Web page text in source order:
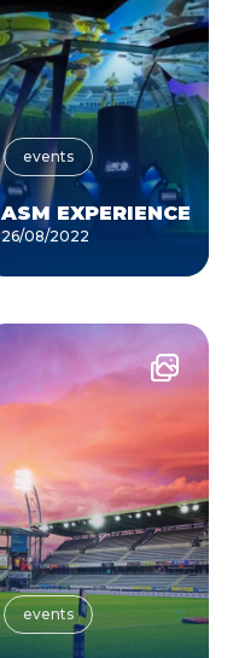
events
ASM EXPERIENCE
26/08/2022
events